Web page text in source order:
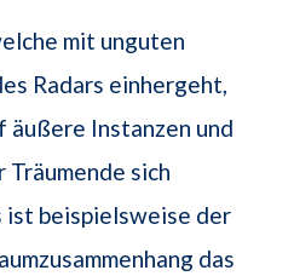
mit unguten
Radars einhergeht,
Instanzen und
Träumende sich
ist beispielsweise der
das